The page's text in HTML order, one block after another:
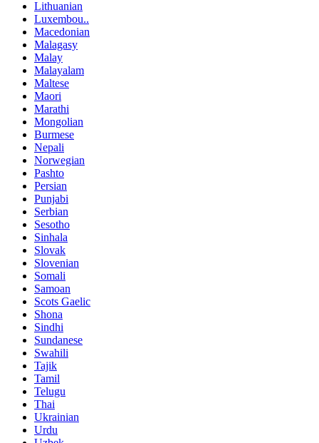
Lithuanian
Luxembou..
Macedonian
Malagasy
Malay
Malayalam
Maltese
Maori
Marathi
Mongolian
Burmese
Nepali
Norwegian
Pashto
Persian
Punjabi
Serbian
Sesotho
Sinhala
Slovak
Slovenian
Somali
Samoan
Scots Gaelic
Shona
Sindhi
Sundanese
Swahili
Tajik
Tamil
Telugu
Thai
Ukrainian
Urdu